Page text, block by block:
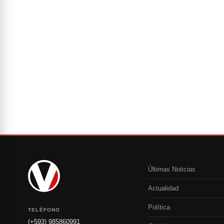
TELÉFONO
(+593) 985860991
Últimas Noticias
Actualidad
Política